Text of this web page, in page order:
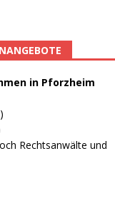
in Pforzheim
Rechtsanwälte und